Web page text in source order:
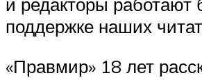
поддержке наших
«Правмир» 18 лет